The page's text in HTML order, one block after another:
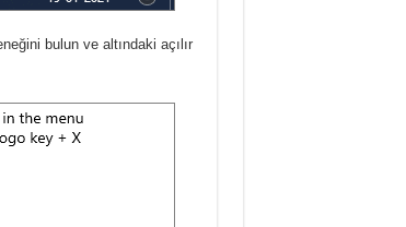
bulun ve altındaki açılır